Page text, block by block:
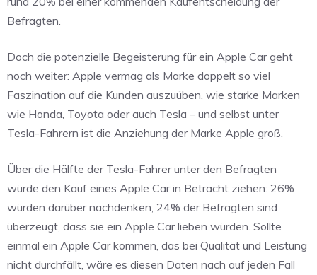
Befragten.
Doch die potenzielle Begeisterung für ein Apple Car geht
noch weiter: Apple vermag als Marke doppelt so viel
Faszination auf die Kunden auszuüben, wie starke Marken
wie Honda, Toyota oder auch Tesla – und selbst unter
Tesla-Fahrern ist die Anziehung der Marke Apple groß.
Über die Hälfte der Tesla-Fahrer unter den Befragten
würde den Kauf eines Apple Car in Betracht ziehen: 26%
würden darüber nachdenken, 24% der Befragten sind
überzeugt, dass sie ein Apple Car lieben würden. Sollte
einmal ein Apple Car kommen, das bei Qualität und Leistung
nicht durchfällt, wäre es diesen Daten nach auf jeden Fall